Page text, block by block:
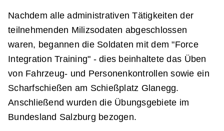
Nachdem alle administrativen Tätigkeiten der
teilnehmenden Milizsodaten abgeschlossen
waren, begannen die Soldaten mit dem "Force
Integration Training" - dies beinhaltete das Üben
von Fahrzeug- und Personenkontrollen sowie ein
Scharfschießen am Schießplatz Glanegg.
Anschließend wurden die Übungsgebiete im
Bundesland Salzburg bezogen.